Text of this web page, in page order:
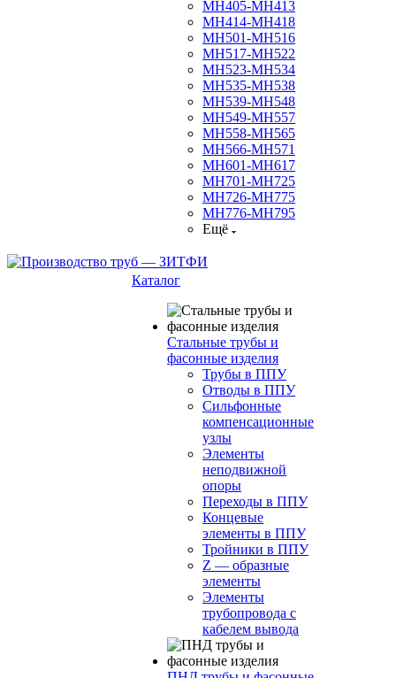
МН405-МН413
МН414-МН418
МН501-МН516
МН517-МН522
МН523-МН534
МН535-МН538
МН539-МН548
МН549-МН557
МН558-МН565
МН566-МН571
МН601-МН617
МН701-МН725
МН726-МН775
МН776-МН795
Ещё
Каталог
Стальные трубы и
фасонные изделия
Трубы в ППУ
Отводы в ППУ
Сильфонные
компенсационные
узлы
Элементы
неподвижной
опоры
Переходы в ППУ
Концевые
элементы в ППУ
Тройники в ППУ
Z — образные
элементы
Элементы
трубопровода с
кабелем вывода